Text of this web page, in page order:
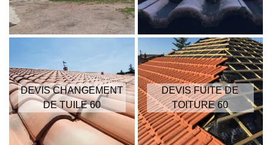
DEVIS CHANGEMENT
DE TUILE 60
DEVIS FUITE DE
TOITURE 60